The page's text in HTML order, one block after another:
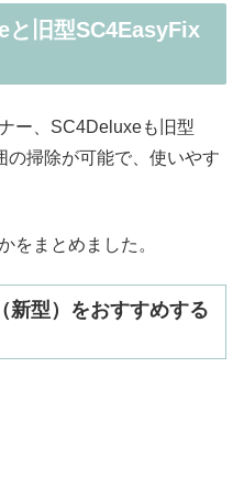
と旧型SC4EasyFix
ー、SC4Deluxeも旧型
掃除が可能で、使いやす
をまとめました。
新型）をおすすめする